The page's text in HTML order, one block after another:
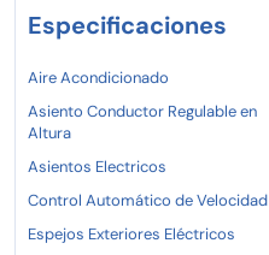
Especificaciones
Aire Acondicionado
Asiento Conductor Regulable en
Altura
Asientos Electricos
Control Automático de Velocidad
Espejos Exteriores Eléctricos